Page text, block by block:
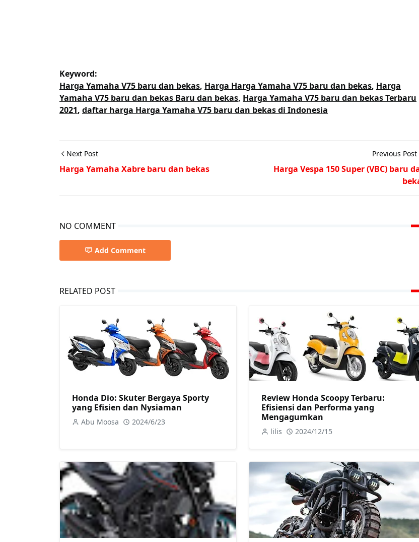
Keyword:
Harga Yamaha V75 baru dan bekas, Harga Harga Yamaha V75 baru dan bekas, Harga
Yamaha V75 baru dan bekas Baru dan bekas, Harga Yamaha V75 baru dan bekas Terbaru
2021, daftar harga Harga Yamaha V75 baru dan bekas di Indonesia
Next Post
Harga Yamaha Xabre baru dan bekas
Previous Post
Harga Vespa 150 Super (VBC) baru
NO COMMENT
Add Comment
RELATED POST
Honda Dio: Skuter Bergaya Sporty
yang Efisien dan Nysiaman
Abu Moosa 2024/6/23
Review Honda Scoopy Terbaru:
Efisiensi dan Performa yang
Mengagumkan
lilis 2024/12/15